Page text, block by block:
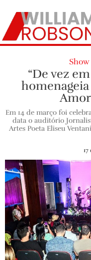
“De vez
Em 14 de março foi
data o auditório
Artes Poeta Eliseu